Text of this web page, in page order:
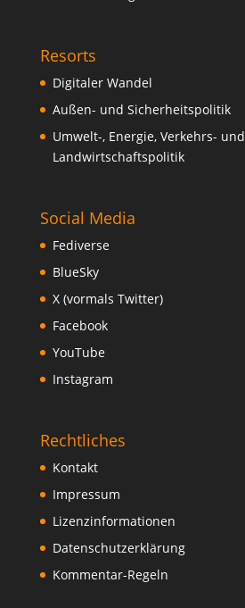
Resorts
Digitaler Wandel
Außen- und Sicherheitspolitik
Umwelt-, Energie, Verkehrs- und
Landwirtschaftspolitik
Social Media
Fediverse
BlueSky
X (vormals Twitter)
Facebook
YouTube
Instagram
Rechtliches
Kontakt
Impressum
Lizenzinformationen
Datenschutzerklärung
Kommentar-Regeln